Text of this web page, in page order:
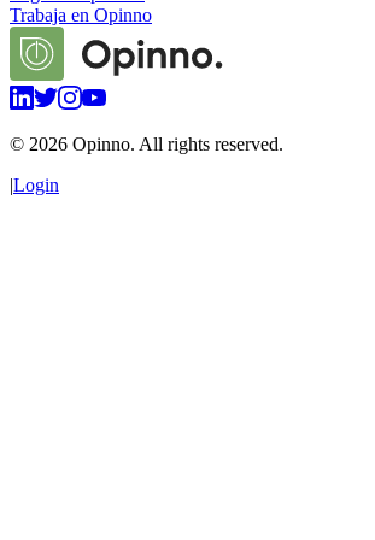
Trabaja en Opinno
© 2026 Opinno. All rights reserved.
|Login